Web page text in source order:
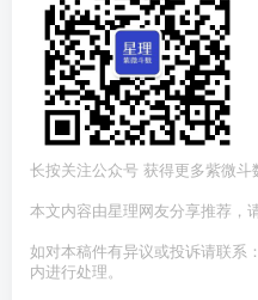
长按关注公众号 获得更多紫微斗
本文内容由星理网友分享推荐，
如对本稿件有异议或投诉请联系
内进行处理。